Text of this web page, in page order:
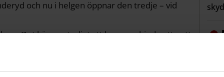
och nu i helgen öppnar den tredje – vid
Det känns otroligt att kunna erbjuda ett nytt
hjälpa till med folkhälsan. Jag tror att många är
säger Caoimhghin Schmidt.